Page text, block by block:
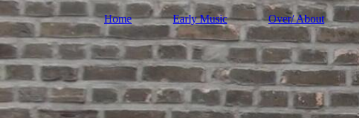
Home Early Music Over/ About